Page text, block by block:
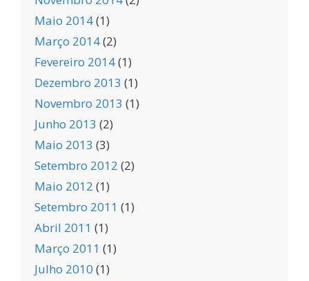
Maio 2014(1)
Março 2014(2)
Fevereiro 2014(1)
Dezembro 2013 (1)
Novembro 2013 (1)
Junho 2013 (2)
Maio 2013 (3)
Setembro 2012 (2)
Maio 2012 (1)
Setembro 2011 (1)
Abril 2011 (1)
Março 2011 (1)
Julho 2010 (1)